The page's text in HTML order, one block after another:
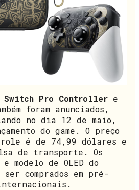
Switch Pro Controller e
foram anunciados,
no dia 12 de maio,
do game. O preço
é de 74,99 dólares e
de transporte. Os
modelo de OLED do
comprados em pré-